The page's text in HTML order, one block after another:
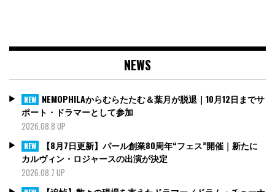
NEWS
NEW NEMOPHILAからむらたたむ＆葉月が脱退｜10月12日までサ
ポート・ドラマーとして参加
2026.08.8 UP
NEW
【8月7日更新】パール創業80周年“フェス”開催｜新たに
カルヴィン・ロジャースの出演が決定
2026.08.7 UP